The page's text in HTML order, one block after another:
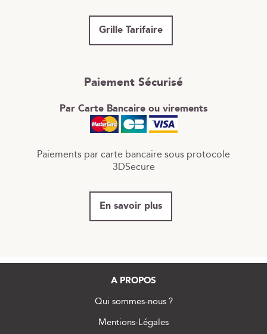
Grille Tarifaire
Paiement Sécurisé
Par Carte Bancaire ou virements
Paiements par carte bancaire sous protocole
3DSecure
En savoir plus
A PROPOS
Qui sommes-nous ?
Mentions-Légales